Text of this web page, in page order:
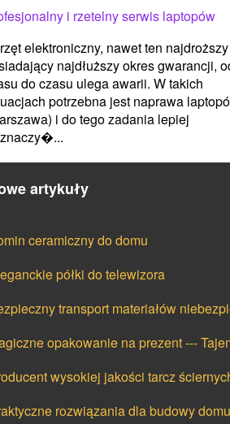
i rzetelny serwis laptopów
elektroniczny, nawet ten
najdłuższy okres gwarancji,
do czasu ulega awarii. W takich
potrzebna jest naprawa
i do tego zadania lepiej
artykuły
ceramiczny do domu
półki do telewizora
transport materiałów
opakowanie na prezent ---
wysokiej jakości tarcz
rozwiązania dla budowy domu